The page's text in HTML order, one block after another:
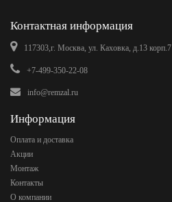
Контактная информация
117303,г. Москва, ул. Каховка, д.13 корп.7
+7-499-350-22-08
info@remzal.ru
Информация
Оплата и доставка
Акции
Монтаж
Контакты
О компании